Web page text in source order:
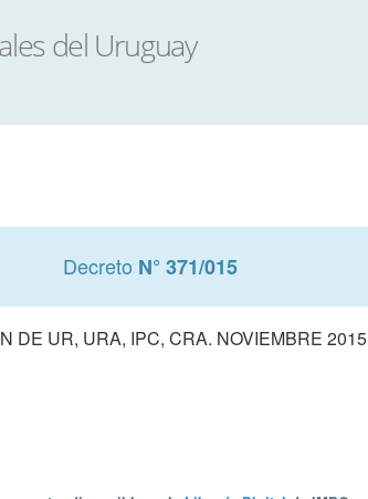
Decreto N° 371/015
DE UR, URA, IPC, CRA. NOVIEMBRE 2015